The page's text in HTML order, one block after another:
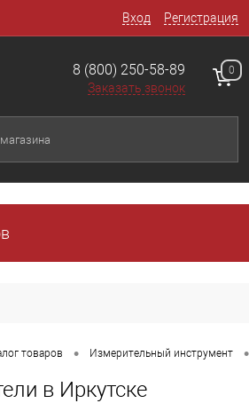
Вход Регистрация
8 (800) 250-58-89
Заказать звонок
0
товаров • Измерительный инструмент •
в Иркутске